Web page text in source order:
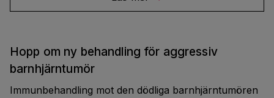
Hopp om ny behandling för aggressiv
barnhjärntumör
Immunbehandling mot den dödliga barnhjärntumören